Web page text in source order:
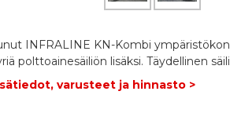
INFRALINE KN-Kombi
polttoainesäiliön lisäksi. Täydellinen
varusteet ja hinnasto >